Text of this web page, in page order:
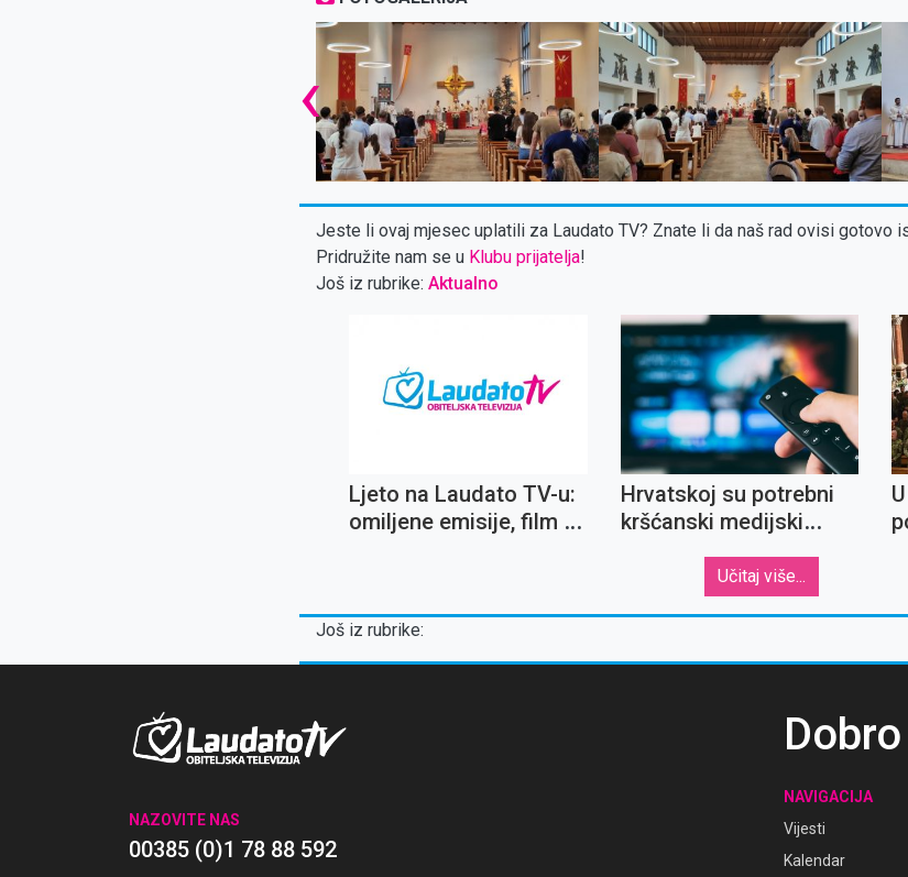
‹
Jeste li ovaj mjesec uplatili za Laudato TV? Znate li da naš rad ovisi gotovo
Pridružite nam se u Klubu prijatelja!
Još iz rubrike: Aktualno
Ljeto na Laudato TV-u:
omiljene emisije, film o
Hrvatskoj su potrebni
kršćanski medijski
Učitaj više...
Još iz rubrike:
NAZOVITE NAS
00385 (0)1 78 88 592
NAVIGACIJA
Vijesti
Kalendar